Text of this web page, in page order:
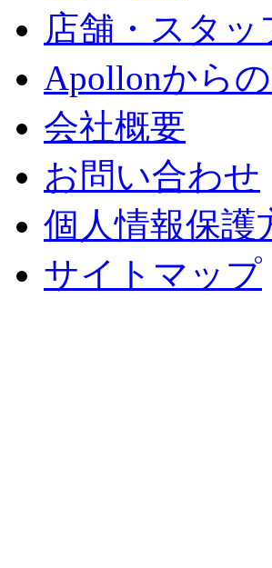
店舗・スタッ
Apollonから
会社概要
お問い合わせ
個人情報保護
サイトマップ